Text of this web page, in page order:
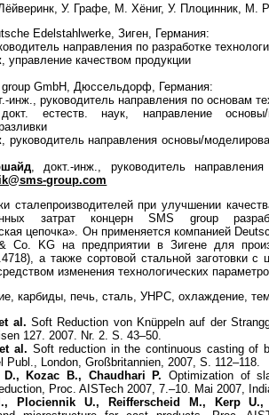
У. Графе, М. Хёниг, У. Плоцинник, М.
Edelstahlwerke, Зиген, Германия:
направления по разработке
, управление качеством продукции
group GmbH, Дюссельдорф, Германия:
инж., руководитель направления по основам
естеств. наук, направление основы/
, руководитель направления основы/
, докт.-инж., руководитель
group.com
сталепроизводителей при улучшении
затрат концерн SMS group
цепочка». Он применяется компанией
Co. KG на предприятии в Зигене для
а также сортовой стальной заготовки с
изменения технологических
карбиды, печь, сталь, УНРС, охлаждение,
al. Soft Reduction von Knüppeln auf der
127. 2007. Nr. 2. S. 43–50.
al. Soft reduction in the continuous casting of
Publ., London, Großbritannien, 2007, S. 112–118.
D., Kozac B., Chaudhari P. Optimization of
Proc. AISTech 2007, 7.–10. Mai 2007,
Plociennik U., Reifferscheid M., Kerp U.,